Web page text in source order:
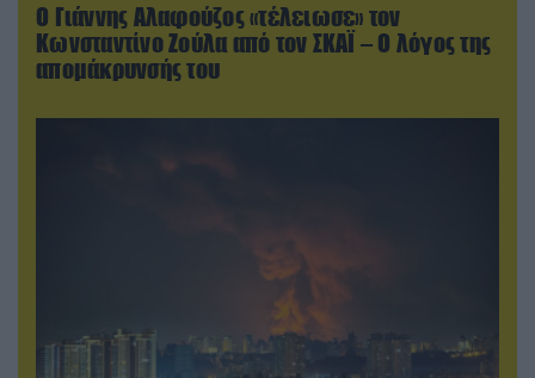
Ο Γιάννης Αλαφούζος «τέλειωσε» τον
Κωνσταντίνο Ζούλα από τον ΣΚΑΪ – Ο λόγος της
απομάκρυνσής του